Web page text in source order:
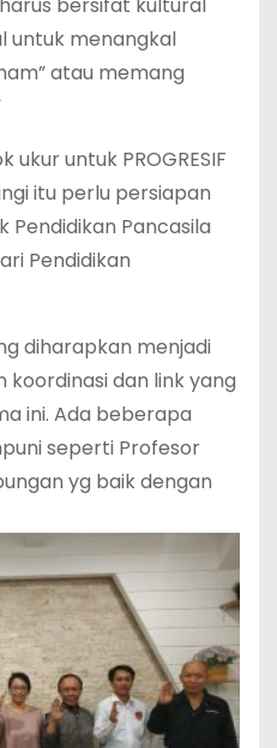
untuk menangkal
atau memang
untuk PROGRESIF
itu perlu persiapan
Pancasila
Pendidikan
diharapkan menjadi
koordinasi dan link yang
ini. Ada beberapa
seperti Profesor
yg baik dengan